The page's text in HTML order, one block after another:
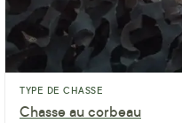
TYPE DE CHASSE
Chasse au corbeau